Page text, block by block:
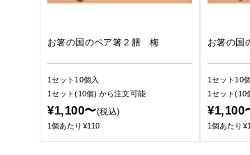
お箸の国のペア箸２膳 梅
1セット10個入
1セット(10個)から注文可能
¥1,100〜(税込)
1個あたり¥110
お箸の国
1セット10
1セット(10
¥1,100
1個あたり